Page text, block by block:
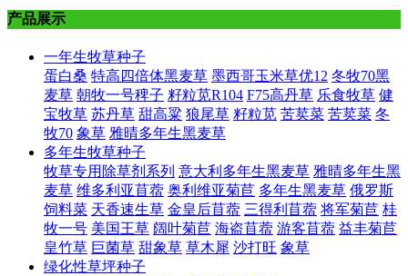
产品展示
一年生牧草种子
蛋白桑 特高四倍体黑麦草 墨西哥玉米草优12 冬牧70黑
麦草 朝牧一号稗子 籽粒苋R104 F75高丹草 乐食牧草 健
宝牧草 苏丹草 甜高粱 狼尾草 籽粒苋 苦荬菜 苦荬菜 冬
牧70 象草 雅晴多年生黑麦草
多年生牧草种子
牧草专用除草剂系列 意大利多年生黑麦草 雅晴多年生黑
麦草 维多利亚苜蓿 奥利维亚菊苣 多年生黑麦草 俄罗斯
饲料菜 天香速生草 金皇后苜蓿 三得利苜蓿 将军菊苣 桂
牧一号 美国王草 阔叶菊苣 海盗苜蓿 游客苜蓿 益丰菊苣
皇竹草 巨菌草 甜象草 草木犀 沙打旺 象草
绿化性草坪种子